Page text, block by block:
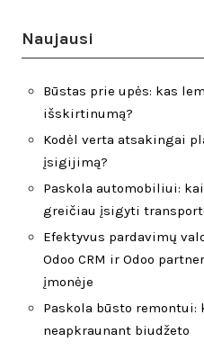
Naujausi
Būstas prie upės: kas
išskirtinumą?
Kodėl verta atsakingai
įsigijimą?
Paskola automobiliui:
greičiau įsigyti
Efektyvus pardavimų
Odoo CRM ir Odoo
įmonėje
Paskola būsto
neapkraunant biudžeto